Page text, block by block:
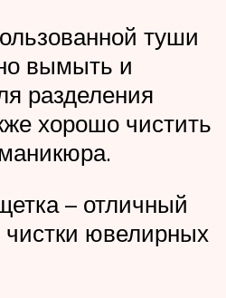
туши
вымыть и
разделения
хорошо чистить
– отличный
ювелирных